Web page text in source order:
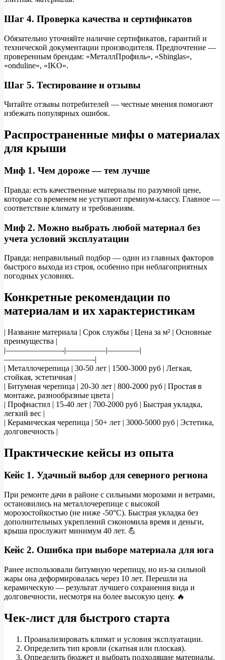
Шаг 4. Проверка качества и сертификатов
Обязательно уточняйте наличие сертификатов, гарантий и
технической документации производителя. Предпочтение —
проверенным брендам: «МеталлПрофиль», «Shinglas»,
«onduline», «IKO».
Шаг 5. Тестирование и отзывы
Читайте отзывы потребителей — честные мнения помогают
избежать популярных ошибок.
Распространенные мифы о материалах
для крыши
Миф 1. Чем дороже — тем лучше
Правда: есть качественные материалы по разумной цене,
которые со временем не уступают премиум-классу. Главное —
соответствие климату и требованиям.
Миф 2. Можно выбрать любой материал без
учета условий эксплуатации
Правда: неправильный подбор — один из главных факторов
быстрого выхода из строя, особенно при неблагоприятных
погодных условиях.
Конкретные рекомендации по
материалам и их характеристикам
| Название материала | Срок службы | Цена за м² | Основные
преимущества |
|———————-|—————|————|
———————————-|
| Металлочерепица | 30-50 лет | 1500-3000 руб | Легкая,
стойкая, эстетичная |
| Битумная черепица | 20-30 лет | 800-2000 руб | Простая в
монтаже, разнообразные цвета |
| Профнастил | 15-40 лет | 700-2000 руб | Быстрая укладка,
легкий вес |
| Керамическая черепица | 50+ лет | 3000-5000 руб | Эстетика,
долговечность |
Практические кейсы из опыта
Кейс 1. Удачный выбор для северного региона
При ремонте дачи в районе с сильными морозами и ветрами,
остановились на металлочерепице с высокой
морозостойкостью (не ниже -50°C). Быстрая укладка без
дополнительных укреплений сэкономила время и деньги,
крыша прослужит минимум 40 лет. 💪
Кейс 2. Ошибка при выборе материала для юга
Ранее использовали битумную черепицу, но из-за сильной
жары она деформировалась через 10 лет. Перешли на
керамическую — результат лучшего сохранения вида и
долговечности, несмотря на более высокую цену. 🔥
Чек-лист для быстрого старта
Проанализировать климат и условия эксплуатации.
Определить тип кровли (скатная или плоская).
Определить бюджет и выбрать подходящие материалы.